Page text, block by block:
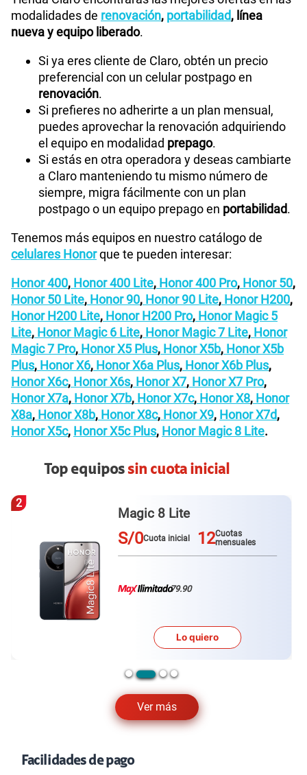
modalidades de renovación, portabilidad, línea
nueva y equipo liberado.
Si ya eres cliente de Claro, obtén un precio
preferencial con un celular postpago en
renovación.
Si prefieres no adherirte a un plan mensual,
puedes aprovechar la renovación adquiriendo
el equipo en modalidad prepago.
Si estás en otra operadora y deseas cambiarte
a Claro manteniendo tu mismo número de
siempre, migra fácilmente con un plan
postpago o un equipo prepago en portabilidad.
Tenemos más equipos en nuestro catálogo de
celulares Honorque te pueden interesar:
Honor 400, Honor 400 Lite, Honor 400 Pro, Honor 50,
Honor 50 Lite, Honor 90, Honor 90 Lite, Honor H200,
Honor H200 Lite, Honor H200 Pro, Honor Magic 5
Lite, Honor Magic 6 Lite, Honor Magic 7 Lite, Honor
Magic 7 Pro, Honor X5 Plus, Honor X5b, Honor X5b
Plus, Honor X6, Honor X6a Plus, Honor X6b Plus,
Honor X6c, Honor X6s, Honor X7, Honor X7 Pro,
Honor X7a, Honor X7b, Honor X7c, Honor X8, Honor
X8a, Honor X8b, Honor X8c, Honor X9, Honor X7d,
Honor X5c, Honor X5c Plus, Honor Magic 8 Lite.
Top equipossin cuota inicial
Ver más
2
Magic 8 Lite
S/0Cuota inicial 12Cuotas
mensuales
79.90
Lo quiero
Facilidades de pago